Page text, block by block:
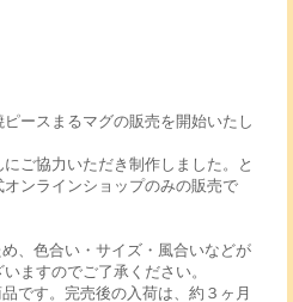
ースまるマグの販売を開始いたし
ご協力いただき制作しました。と
ンラインショップのみの販売で
、色合い・サイズ・風合いなどが
ますのでご了承ください。
です。完売後の入荷は、約３ヶ月